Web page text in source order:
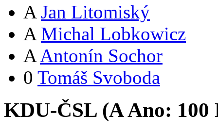
A Jan Litomiský
A Michal Lobkowicz
A Antonín Sochor
0 Tomáš Svoboda
KDU-ČSL (AAno: 100